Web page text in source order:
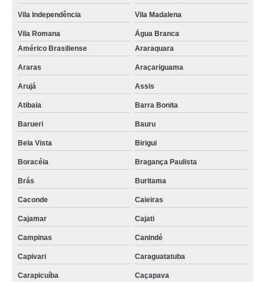
Vila Independência Vila Madalena
Vila Romana
Água Branca
Américo Brasiliense
Araraquara
Araras Araçariguama
Arujá Assis
Atibaia Barra Bonita
Barueri Bauru
Bela Vista Birigui
Boracéia Bragança Paulista
Brás Buritama
Caconde Caieiras
Cajamar Cajati
Campinas Canindé
Capivari Caraguatatuba
Carapicuíba Caçapava